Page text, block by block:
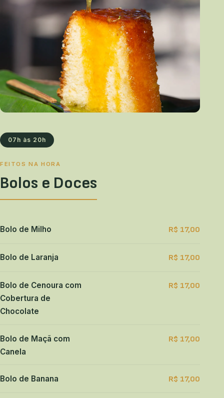
07h às 20h
FEITOS NA HORA
Bolos e Doces
Bolo de Milho R$ 17,00
Bolo de Laranja R$ 17,00
Bolo de Cenoura com
Cobertura de
Chocolate
R$ 17,00
Bolo de Maçã com
Canela
R$ 17,00
Bolo de Banana R$ 17,00